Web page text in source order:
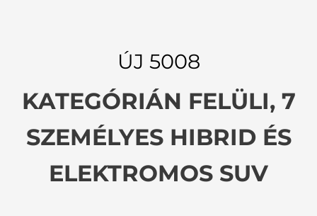
ÚJ 5008
KATEGÓRIÁN FELÜLI, 7
SZEMÉLYES HIBRID ÉS
ELEKTROMOS SUV